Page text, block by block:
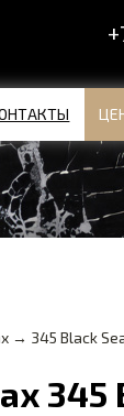
→ 345 Black
345